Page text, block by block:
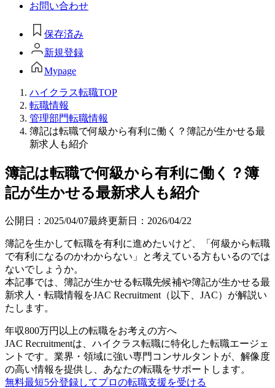
お問い合わせ
保存済み
新規登録
Mypage
ハイクラス転職TOP
転職情報
管理部門転職情報
簿記は転職で何級から有利に働く？簿記が生かせる最
新求人も紹介
簿記は転職で何級から有利に働く？簿
記が生かせる最新求人も紹介
公開日： 2025/04/07最終更新日： 2026/04/22
簿記を生かして転職を有利に進めたいけど、「何級から転職
で有利になるのかわからない」と考えている方もいるのでは
ないでしょうか。
本記事では、簿記が生かせる転職先候補や簿記が生かせる最
新求人・転職情報をJAC Recruitment（以下、JAC）が解説い
たします。
年収800万円以上の転職をお考えの方へ
JAC Recruitmentは、ハイクラス転職に特化した転職エージェ
ントです。 業界・領域に強い専門コンサルタントが、解像度
の高い情報を提供し、あなたの転職をサポートします。
無料最短5分登録してプロの転職支援を受ける